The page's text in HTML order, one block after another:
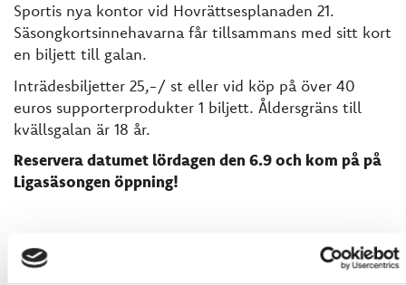
Sportis nya kontor vid Hovrättsesplanaden 21.
Säsongkortsinnehavarna får tillsammans med sitt kort
en biljett till galan.
Inträdesbiljetter 25,-/ st eller vid köp på över 40
euros supporterprodukter 1 biljett. Åldersgräns till
kvällsgalan är 18 år.
Reservera datumet lördagen den 6.9 och kom på på
Ligasäsongen öppning!